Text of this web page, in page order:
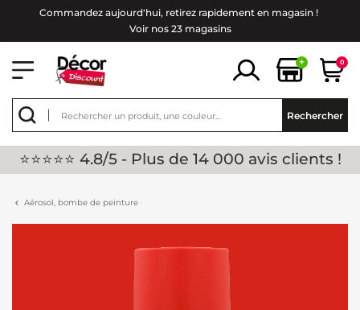
Commandez aujourd'hui, retirez rapidement en magasin !
Voir nos 23 magasins
+ 0
Rechercher
⭐⭐⭐⭐⭐ 4.8/5 - Plus de 14 000 avis clients !
Aérosol, bombe de peinture